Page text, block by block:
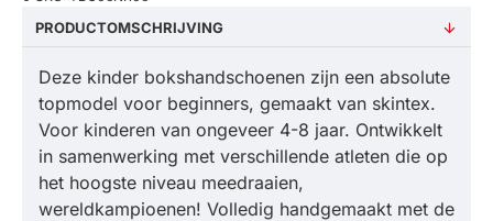
PRODUCTOMSCHRIJVING
Deze kinder bokshandschoenen zijn een absolute
topmodel voor beginners, gemaakt van skintex.
Voor kinderen van ongeveer 4-8 jaar. Ontwikkelt
in samenwerking met verschillende atleten die op
het hoogste niveau meedraaien,
wereldkampioenen! Volledig handgemaakt met de